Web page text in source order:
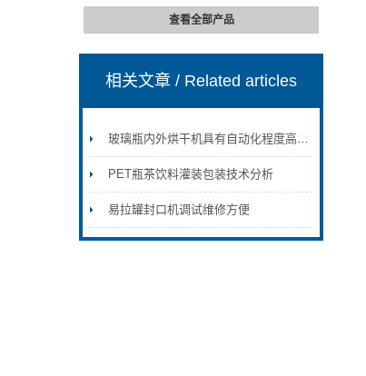
查看全部产品
相关文章/ Related articles
玻璃瓶内外烘干机具有自动化程度高等诸多特点！
PET瓶茶饮料灌装包装技术分析
易拉罐封口机调试维修方便